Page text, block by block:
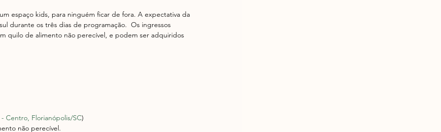
espaço kids, para ninguém ficar de fora. A expectativa da
durante os três dias de programação.  Os ingressos
quilo de alimento não perecível, e podem ser adquiridos
Centro, Florianópolis/SC)
não perecível.